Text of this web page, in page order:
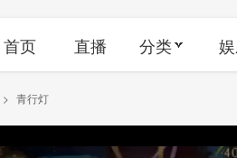
首页 直播 分类
> 青行灯